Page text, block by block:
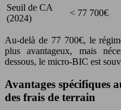
Seuil de CA
(2024)
< 77 700€
Au-delà de 77 700€, le
plus avantageux, mais
dessous, le micro-BIC est
Avantages spécifiques
des frais de terrain